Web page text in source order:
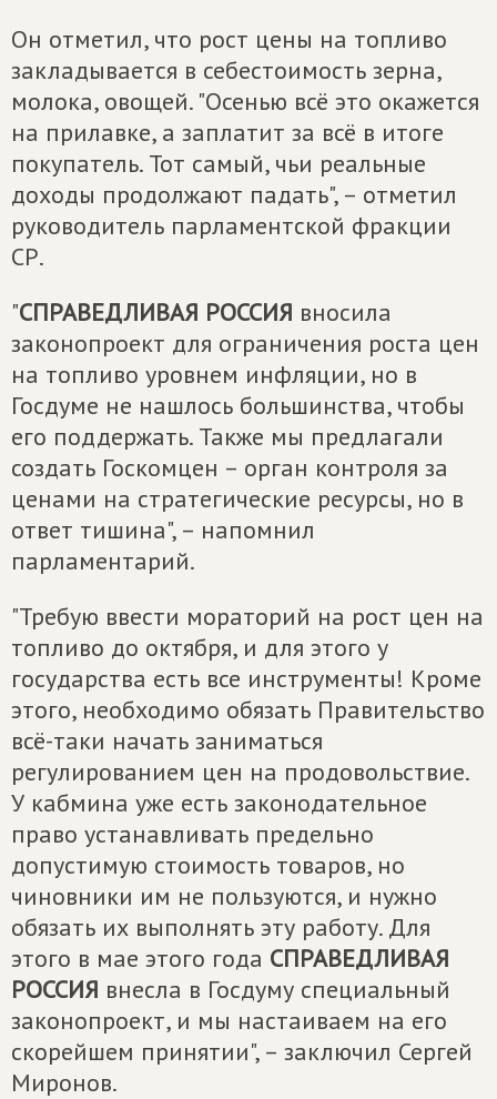
Он отметил, что рост цены на топливо
закладывается в себестоимость зерна,
молока, овощей. "Осенью всё это окажется
на прилавке, а заплатит за всё в итоге
покупатель. Тот самый, чьи реальные
доходы продолжают падать", – отметил
руководитель парламентской фракции
СР.
"СПРАВЕДЛИВАЯ РОССИЯ вносила
законопроект для ограничения роста цен
на топливо уровнем инфляции, но в
Госдуме не нашлось большинства, чтобы
его поддержать. Также мы предлагали
создать Госкомцен – орган контроля за
ценами на стратегические ресурсы, но в
ответ тишина", – напомнил
парламентарий.
"Требую ввести мораторий на рост цен на
топливо до октября, и для этого у
государства есть все инструменты! Кроме
этого, необходимо обязать Правительство
всё-таки начать заниматься
регулированием цен на продовольствие.
У кабмина уже есть законодательное
право устанавливать предельно
допустимую стоимость товаров, но
чиновники им не пользуются, и нужно
обязать их выполнять эту работу. Для
этого в мае этого года СПРАВЕДЛИВАЯ
РОССИЯ внесла в Госдуму специальный
законопроект, и мы настаиваем на его
скорейшем принятии", – заключил Сергей
Миронов.